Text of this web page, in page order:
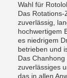
Wahl für
Das
zuverlässig,
hochwertigem
es niedrigem
betrieben und
Das
zuverlässiges
das in allen